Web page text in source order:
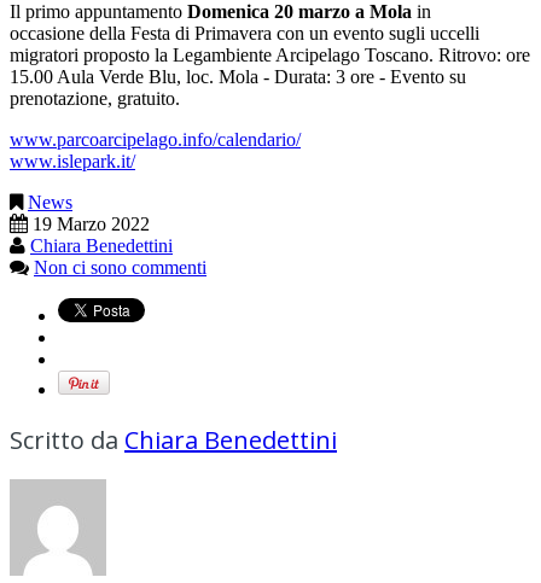
Il primo appuntamento Domenica 20 marzo a Mola in
occasione della Festa di Primavera con un evento sugli uccelli
migratori proposto la Legambiente Arcipelago Toscano. Ritrovo: ore
15.00 Aula Verde Blu, loc. Mola - Durata: 3 ore - Evento su
prenotazione, gratuito.
www.parcoarcipelago.info/calendario/
www.islepark.it/
News
19 Marzo 2022
Chiara Benedettini
Non ci sono commenti
Scritto da Chiara Benedettini